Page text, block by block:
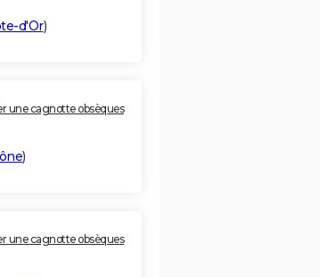
d'Or)
une cagnotte obsèques
)
une cagnotte obsèques